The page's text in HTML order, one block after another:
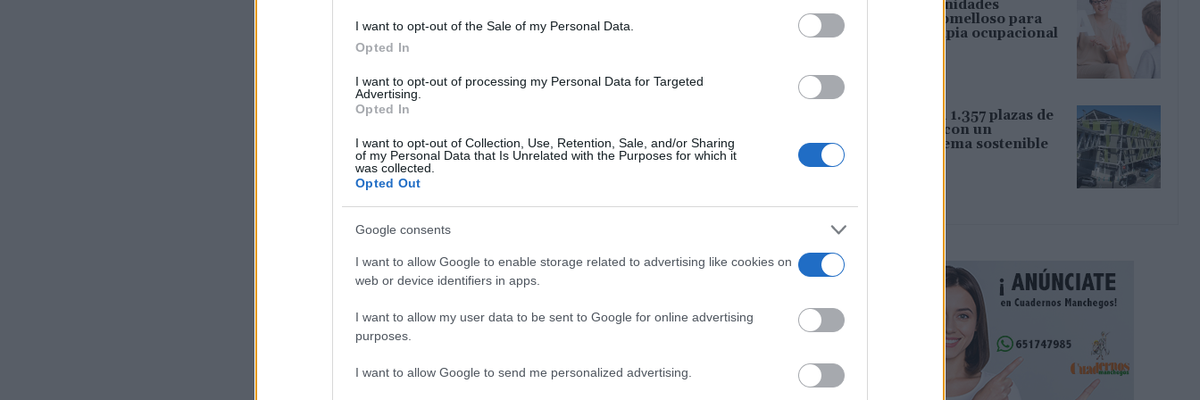
I want to opt-out of the Sale of my Personal Data.
Opted In
I want to opt-out of processing my Personal Data for Targeted
Advertising.
Opted In
I want to opt-out of Collection, Use, Retention, Sale, and/or Sharing
of my Personal Data that Is Unrelated with the Purposes for which it
was collected.
Opted Out
Google consents
I want to allow Google to enable storage related to advertising like cookies on
web or device identifiers in apps.
I want to allow my user data to be sent to Google for online advertising
purposes.
I want to allow Google to send me personalized advertising.
Nuevas oportunidades
laborales en Tomelloso para
logopedia, terapia ocupacional
Atocha estrena 1.357 plazas de
aparcamiento con un
innovador sistema sostenible
de Anrotech